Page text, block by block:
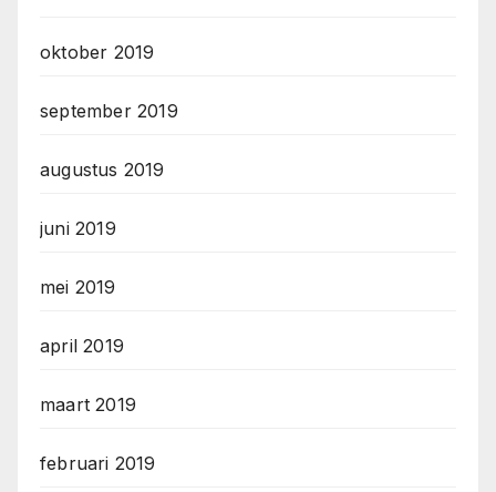
oktober 2019
september 2019
augustus 2019
juni 2019
mei 2019
april 2019
maart 2019
februari 2019